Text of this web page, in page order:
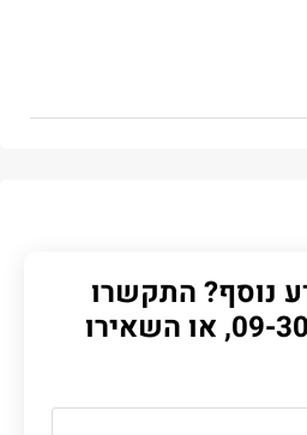
נוסף? התקשרו
09-, או השאירו